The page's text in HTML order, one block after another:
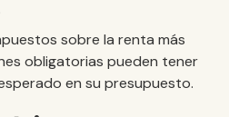
sobre la renta más
obligatorias pueden tener
en su presupuesto.